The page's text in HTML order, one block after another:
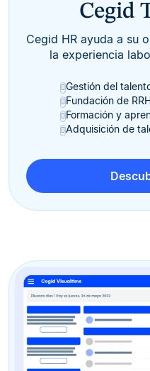
Cegid
Cegid HR ayuda a su
la experiencia
Gestión del
Fundación de
Formación y
Adquisición de